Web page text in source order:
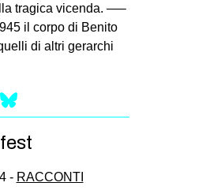
tragica vicenda. —–
il corpo di Benito
di altri gerarchi
Facebook
- RACCONTI